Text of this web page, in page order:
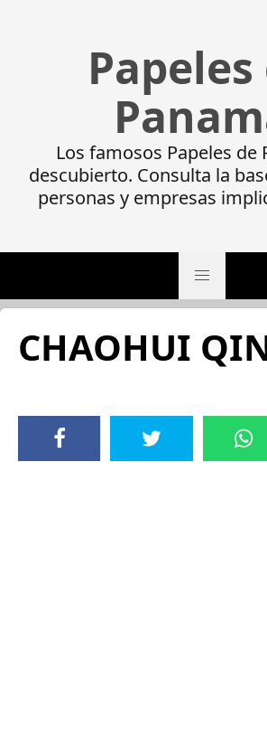
Papeles
Los famosos Papeles de
descubierto. Consulta la
personas y empresas
CHAOHUI